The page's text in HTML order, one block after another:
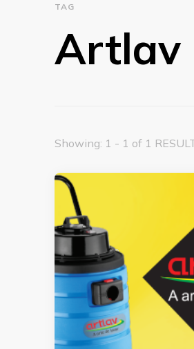
TAG
Artlav
Showing: 1 - 1 of 1